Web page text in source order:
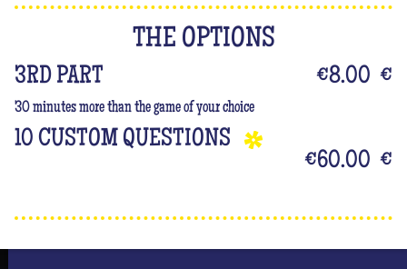
THE OPTIONS
3RD PART
30 minutes more than the game of your choice
€8.00 €
10 CUSTOM QUESTIONS
€60.00 €